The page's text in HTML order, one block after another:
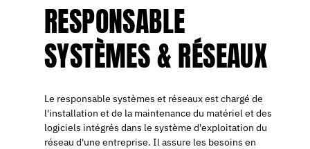
RESPONSABLE
SYSTÈMES & RÉSEAUX
Le responsable systèmes et réseaux est chargé de
l'installation et de la maintenance du matériel et des
logiciels intégrés dans le système d'exploitation du
réseau d'une entreprise. Il assure les besoins en